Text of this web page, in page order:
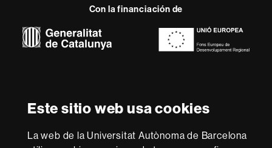
Este sitio web usa cookies
La web de la Universitat Autònoma de Barcelona
-
Con la financiación de
web
Accesibilidad web Mapa del web UAB
Somos una universidad líder que imparte una docencia